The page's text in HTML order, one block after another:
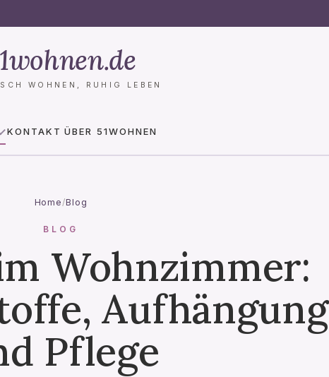
WOHNEN, RUHIG LEBEN
KONTAKT ÜBER 51WOHNEN
Home/Blog
BLOG
Wohnzimmer:
Aufhängung
Pflege